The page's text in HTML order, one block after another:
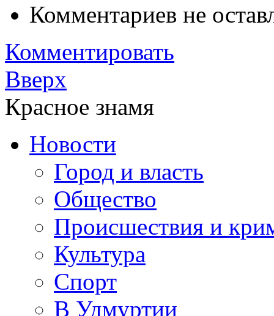
Комментариев не
Комментировать
Вверх
Красное знамя
Новости
Город и власть
Общество
Происшествия и
Культура
Спорт
В Удмуртии